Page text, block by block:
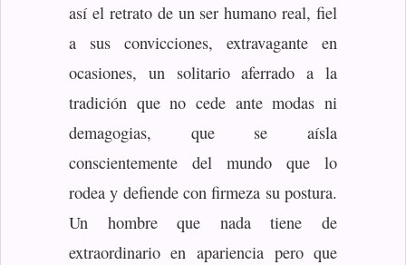
así el retrato de un ser humano real, fiel
a sus convicciones, extravagante en
ocasiones, un solitario aferrado a la
tradición que no cede ante modas ni
demagogias, que se aísla
conscientemente del mundo que lo
rodea y defiende con firmeza su postura.
Un hombre que nada tiene de
extraordinario en apariencia pero que